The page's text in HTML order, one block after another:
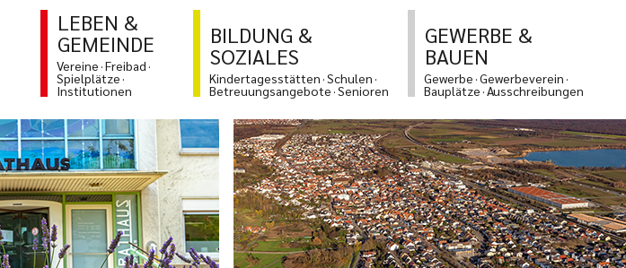
LEBEN &
GEMEINDE
Vereine Freibad
Spielplätze
Institutionen
BILDUNG &
SOZIALES
Kindertagesstätten Schulen
Betreuungsangebote Senioren
GEWERBE &
BAUEN
Gewerbe Gewerbeverein
Bauplätze Ausschreibungen